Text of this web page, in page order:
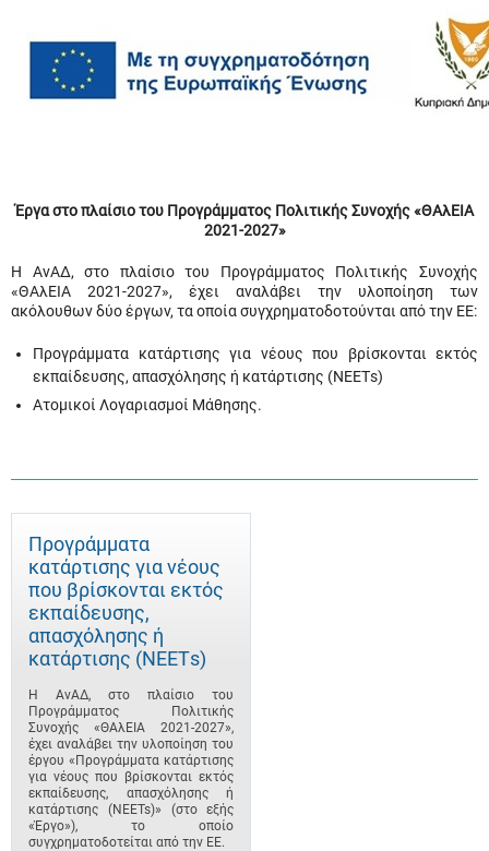
Έργα στο πλαίσιο του Προγράμματος Πολιτικής Συνοχής «ΘΑλΕΙΑ
2021-2027»
Η ΑνΑΔ, στο πλαίσιο του Προγράμματος Πολιτικής Συνοχής
«ΘΑλΕΙΑ 2021-2027», έχει αναλάβει την υλοποίηση των
ακόλουθων δύο έργων, τα οποία συγχρηματοδοτούνται από την ΕΕ:
Προγράμματα κατάρτισης για νέους που βρίσκονται εκτός
εκπαίδευσης, απασχόλησης ή κατάρτισης (ΝΕΕΤs)
Ατομικοί Λογαριασμοί Μάθησης.
Προγράμματα
κατάρτισης για νέους
που βρίσκονται εκτός
εκπαίδευσης,
απασχόλησης ή
κατάρτισης (ΝΕΕΤs)
Η ΑνΑΔ, στο πλαίσιο του
Προγράμματος Πολιτικής
Συνοχής «ΘΑλΕΙΑ 2021-2027»,
έχει αναλάβει την υλοποίηση του
έργου «Προγράμματα κατάρτισης
για νέους που βρίσκονται εκτός
εκπαίδευσης, απασχόλησης ή
κατάρτισης (NEETs)» (στο εξής
«Έργο»), το οποίο
συγχρηματοδοτείται από την ΕΕ.